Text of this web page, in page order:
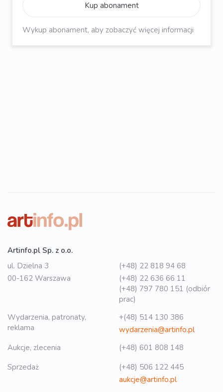
Kup abonament
Wykup abonament, aby zobaczyć więcej informacji
Artinfo.pl Sp. z o.o.
ul. Dzielna 3
00-162 Warszawa
(+48) 22 818 94 68
(+48) 22 636 66 11
(+48) 797 780 151 (odbiór
prac)
Wydarzenia, patronaty,
reklama
+(48) 514 130 386
wydarzenia@artinfo.pl
Aukcje, zlecenia
(+48) 601 808 148
Sprzedaż
(+48) 506 122 445
aukcje@artinfo.pl